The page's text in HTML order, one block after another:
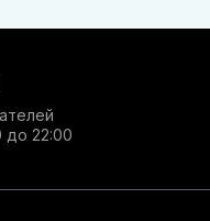
до 22:00